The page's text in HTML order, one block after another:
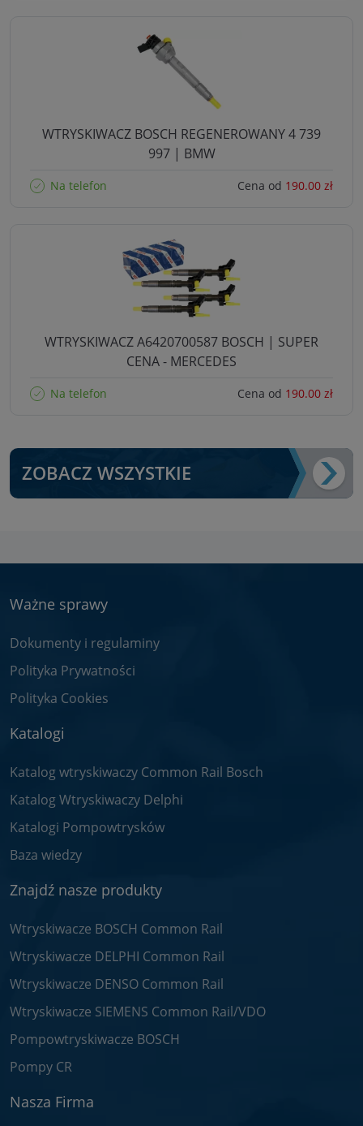
WTRYSKIWACZ BOSCH REGENEROWANY 4 739
997 | BMW
Na telefon Cena od 190.00 zł
WTRYSKIWACZ A6420700587 BOSCH | SUPER
CENA - MERCEDES
Na telefon Cena od 190.00 zł
ZOBACZ WSZYSTKIE
Ważne sprawy
Dokumenty i regulaminy
Polityka Prywatności
Polityka Cookies
Katalogi
Katalog wtryskiwaczy Common Rail Bosch
Katalog Wtryskiwaczy Delphi
Katalogi Pompowtrysków
Baza wiedzy
Znajdź nasze produkty
Wtryskiwacze BOSCH Common Rail
Wtryskiwacze DELPHI Common Rail
Wtryskiwacze DENSO Common Rail
Wtryskiwacze SIEMENS Common Rail/VDO
Pompowtryskiwacze BOSCH
Pompy CR
Nasza Firma